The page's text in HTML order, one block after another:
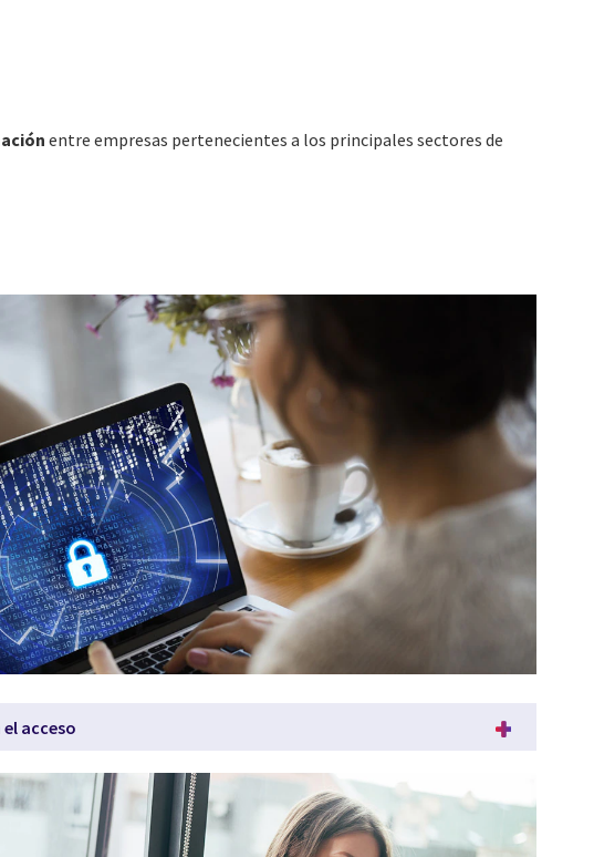
entre empresas pertenecientes a los principales sectores de
acceso